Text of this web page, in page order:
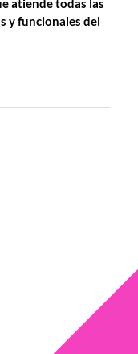
atiende todas las
y funcionales del